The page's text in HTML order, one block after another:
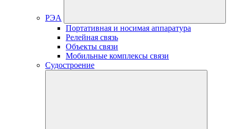
РЭА
Портативная и носимая аппаратура
Релейная связь
Объекты связи
Мобильные комплексы связи
Судостроение